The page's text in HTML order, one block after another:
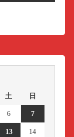
土 日
6 7
13 14